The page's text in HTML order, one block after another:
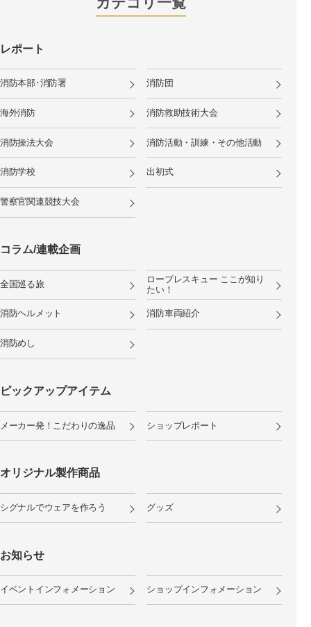
レポート
消防本部･消防署 消防団
海外消防 消防救助技術大会
消防操法大会 消防活動・訓練・その他活動
消防学校 出初式
警察官関連競技大会
コラム/連載企画
全国巡る旅
ロープレスキュー ここが知り
たい！
消防ヘルメット 消防車両紹介
消防めし
ピックアップアイテム
メーカー発！こだわりの逸品 ショップレポート
オリジナル製作商品
シグナルでウェアを作ろう グッズ
お知らせ
イベントインフォメーション ショップインフォメーション